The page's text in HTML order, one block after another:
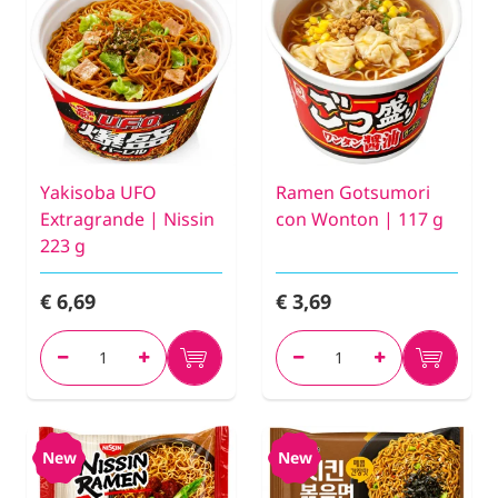
Yakisoba UFO
Extragrande | Nissin
223 g
€ 6,69
Ramen Gotsumori
con Wonton | 117 g
€ 3,69
New New